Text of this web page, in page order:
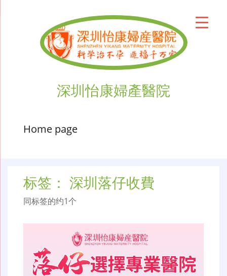
深圳怡康婦產醫院
Home page
标签： 深圳落仔收費
同标签的约1个